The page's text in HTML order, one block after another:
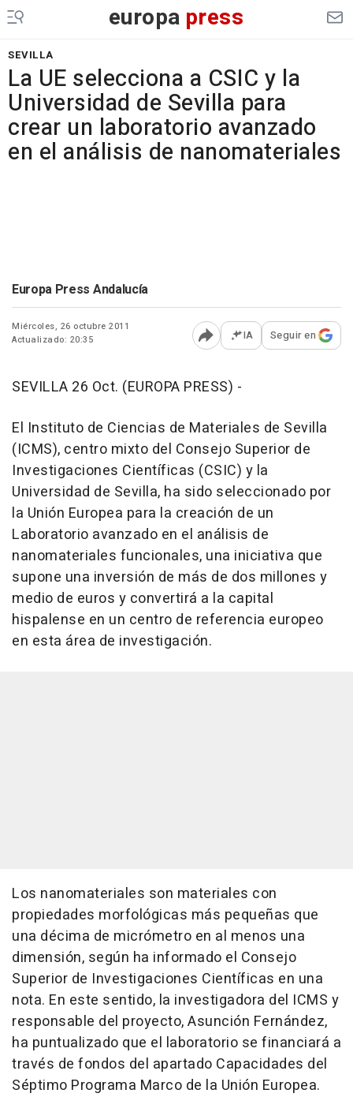
europa press
SEVILLA
La UE selecciona a CSIC y la
Universidad de Sevilla para
crear un laboratorio avanzado
en el análisis de nanomateriales
Europa Press Andalucía
Miércoles, 26 octubre 2011
Actualizado: 20:35
Abrir opciones para
IA Seguir en
SEVILLA 26 Oct. (EUROPA PRESS) -
El Instituto de Ciencias de Materiales de Sevilla
(ICMS), centro mixto del Consejo Superior de
Investigaciones Científicas (CSIC) y la
Universidad de Sevilla, ha sido seleccionado por
la Unión Europea para la creación de un
Laboratorio avanzado en el análisis de
nanomateriales funcionales, una iniciativa que
supone una inversión de más de dos millones y
medio de euros y convertirá a la capital
hispalense en un centro de referencia europeo
en esta área de investigación.
Los nanomateriales son materiales con
propiedades morfológicas más pequeñas que
una décima de micrómetro en al menos una
dimensión, según ha informado el Consejo
Superior de Investigaciones Científicas en una
nota. En este sentido, la investigadora del ICMS y
responsable del proyecto, Asunción Fernández,
ha puntualizado que el laboratorio se financiará a
través de fondos del apartado Capacidades del
Séptimo Programa Marco de la Unión Europea.